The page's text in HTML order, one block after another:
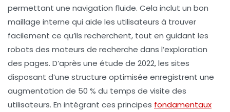
permettant une navigation fluide. Cela inclut un bon
maillage interne qui aide les utilisateurs à trouver
facilement ce qu’ils recherchent, tout en guidant les
robots des moteurs de recherche dans l’exploration
des pages. D’après une étude de 2022, les sites
disposant d’une structure optimisée enregistrent une
augmentation de 50 % du temps de visite des
utilisateurs. En intégrant ces principes fondamentaux